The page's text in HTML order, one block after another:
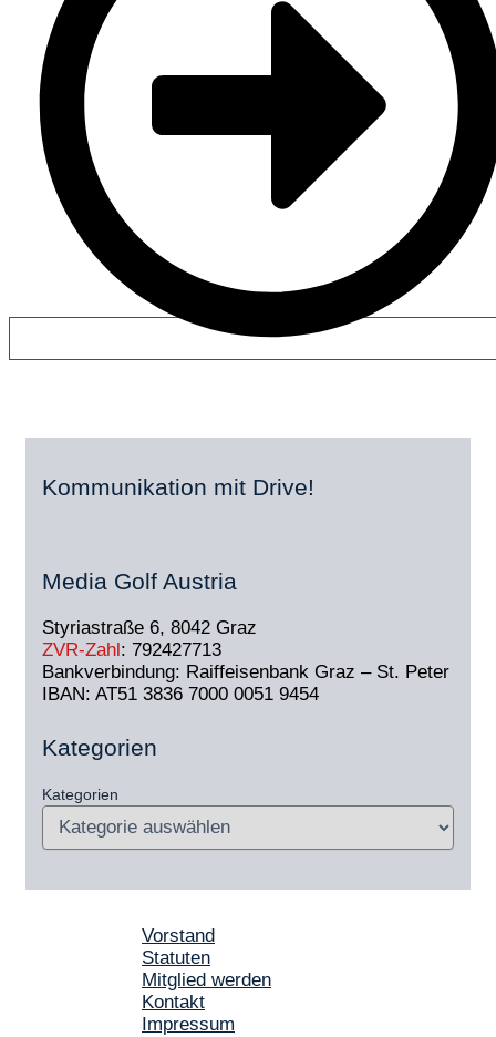
Kommunikation mit Drive!
Media Golf Austria
Styriastraße 6, 8042 Graz
ZVR-Zahl : 792427713
Bankverbindung: Raiffeisenbank Graz – St. Peter
IBAN: AT51 3836 7000 0051 9454
Kategorien
Kategorien
Vorstand
Statuten
Mitglied werden
Kontakt
Impressum